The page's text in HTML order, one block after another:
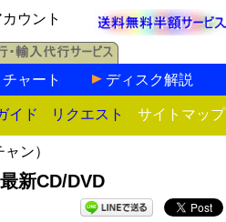
カウント
ャート ディスク解説
イド リクエスト サイトマップ
ン）
新CD/DVD